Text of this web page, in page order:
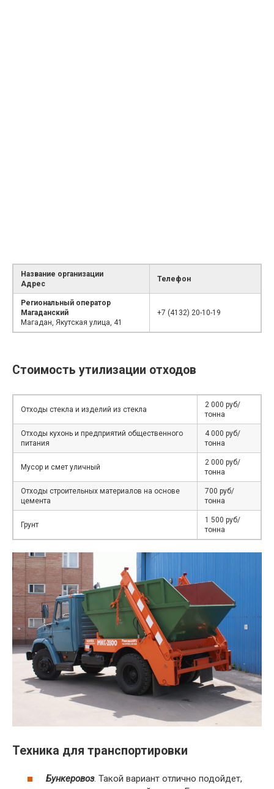
Название организации
Адрес
Телефон
Региональный оператор
Магаданский
Магадан, Якутская улица, 41
+7 (4132) 20-10-19
Стоимость утилизации отходов
Отходы стекла и изделий из стекла
2 000 руб/
тонна
Отходы кухонь и предприятий общественного
питания
4 000 руб/
тонна
Мусор и смет уличный
2 000 руб/
тонна
Отходы строительных материалов на основе
цемента
700 руб/
тонна
Грунт
1 500 руб/
тонна
Техника для транспортировки
Бункеровоз. Такой вариант отлично подойдет,